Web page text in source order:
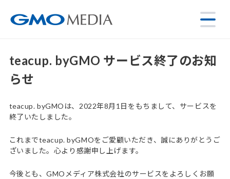
teacup. byGMO サービス終了のお知
らせ
teacup. byGMOは、2022年8月1日をもちまして、サービスを
終了いたしました。
これまでteacup. byGMOをご愛顧いただき、誠にありがとうご
ざいました。心より感謝申し上げます。
今後とも、GMOメディア株式会社のサービスをよろしくお願